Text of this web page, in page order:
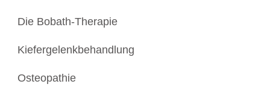
Die Bobath-Therapie
Kiefergelenkbehandlung
Osteopathie